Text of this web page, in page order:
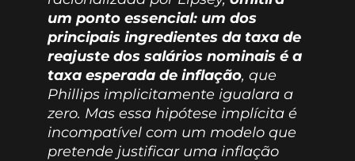
um ponto essencial: um dos
principais ingredientes da taxa de
reajuste dos salários nominais é a
taxa esperada de inflação, que
Phillips implicitamente igualara a
zero. Mas essa hipótese implícita é
incompatível com um modelo que
pretende justificar uma inflação